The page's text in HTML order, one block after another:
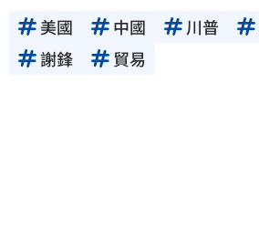
美國 中國 川普
謝鋒
貿易